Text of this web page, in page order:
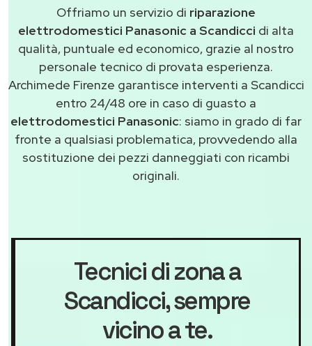
Offriamo un servizio di riparazione
elettrodomestici Panasonic a Scandicci di alta
qualità, puntuale ed economico, grazie al nostro
personale tecnico di provata esperienza.
Archimede Firenze garantisce interventi a Scandicci
entro 24/48 ore in caso di guasto a
elettrodomestici Panasonic: siamo in grado di far
fronte a qualsiasi problematica, provvedendo alla
sostituzione dei pezzi danneggiati con ricambi
originali.
Tecnici di zona a
Scandicci, sempre
vicino a te.